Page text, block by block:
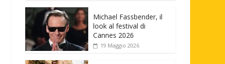
Michael Fassbender, il
look al festival di
Cannes 2026
19 Maggio 2026